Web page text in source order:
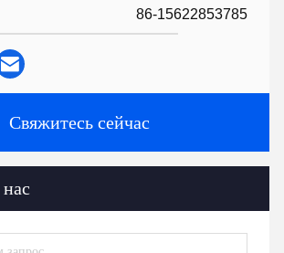
86-15622853785
Свяжитесь сейчас